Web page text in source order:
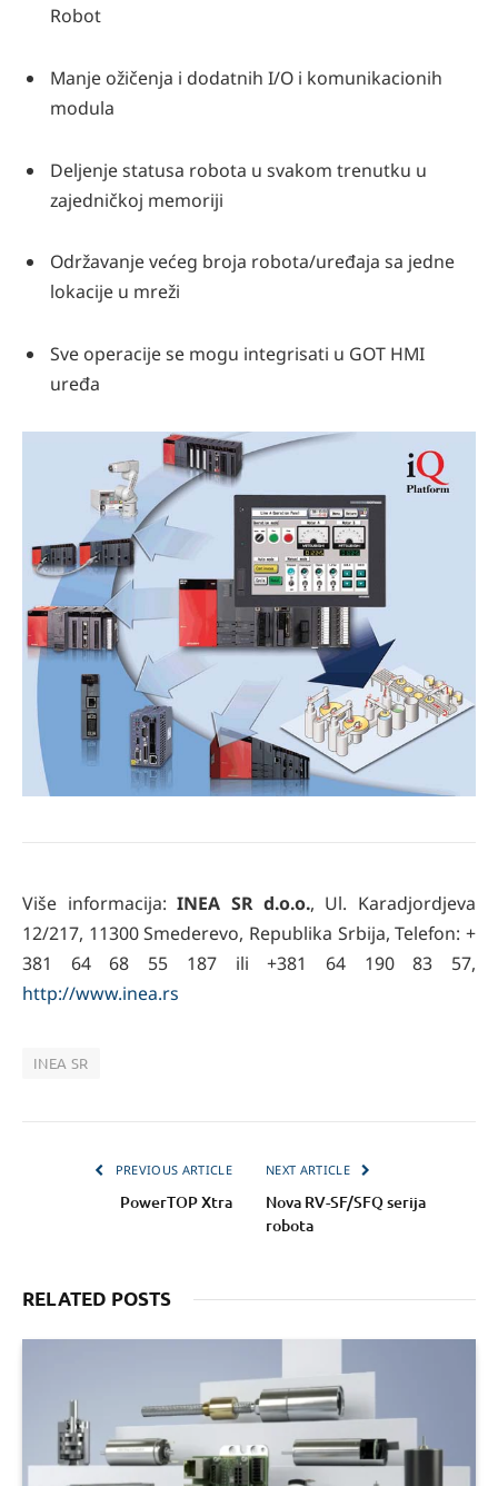
Robot
Manje ožičenja i dodatnih I/O i komunikacionih
modula
Deljenje statusa robota u svakom trenutku u
zajedničkoj memoriji
Održavanje većeg broja robota/uređaja sa jedne
lokacije u mreži
Sve operacije se mogu integrisati u GOT HMI
uređa
Više informacija:INEA SR d.o.o., Ul. Karadjordjeva
12/217, 11300 Smederevo, Republika Srbija, Telefon: +
381 64 68 55 187 ili +381 64 190 83 57,
http://www.inea.rs
INEA SR
PREVIOUS ARTICLE
PowerTOP Xtra
NEXT ARTICLE
Nova RV-SF/SFQ serija
robota
RELATED POSTS